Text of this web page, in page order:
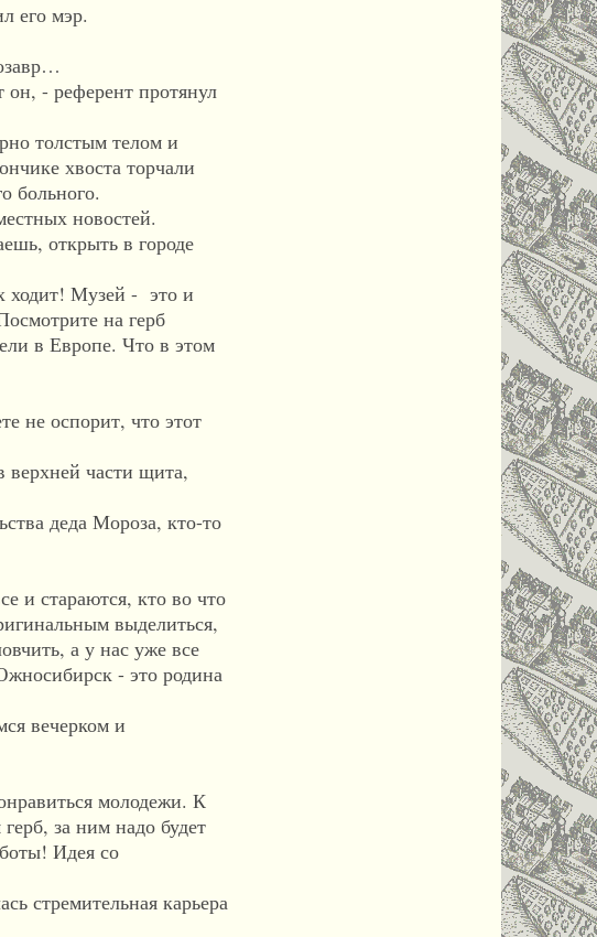
его мэр.
- референт протянул
толстым телом и
хвоста торчали
больного.
новостей.
открыть в городе
Музей - это и
на герб
в Европе. Что в этом
не оспорит, что этот
части щита,
деда Мороза, кто-то
и стараются, кто во что
выделиться,
а у нас уже все
- это родина
вечерком и
молодежи. К
за ним надо будет
Идея со
стремительная карьера